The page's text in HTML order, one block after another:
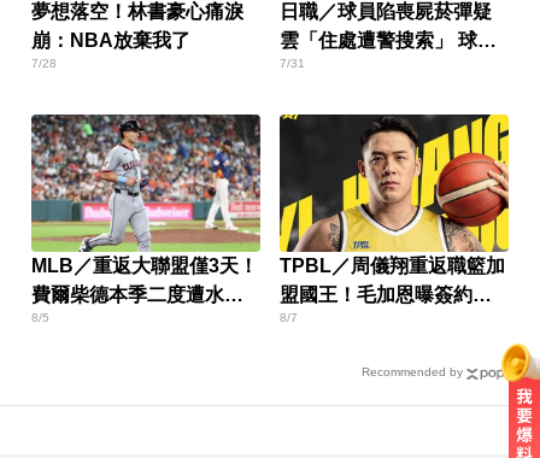
夢想落空！林書豪心痛淚
崩：NBA放棄我了
7/28
日職／球員陷喪屍菸彈疑
雲「住處遭警搜索」 球團
老闆公開道歉
7/31
MLB／重返大聯盟僅3天！
費爾柴德本季二度遭水手
DFA
8/5
TPBL／周儀翔重返職籃加
盟國王！毛加恩曝簽約關
鍵
8/7
Recommended by